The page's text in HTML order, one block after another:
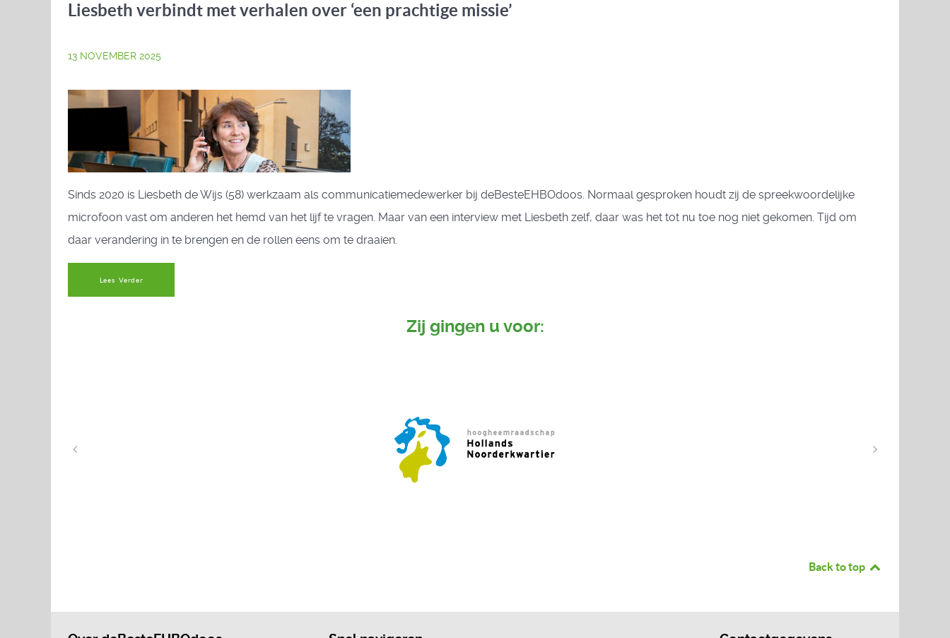
Liesbeth verbindt met verhalen over ‘een prachtige missie’
13 NOVEMBER 2025
Sinds 2020 is Liesbeth de Wijs (58) werkzaam als communicatiemedewerker bij deBesteEHBOdoos. Normaal gesproken houdt zij de spreekwoordelijke
microfoon vast om anderen het hemd van het lijf te vragen. Maar van een interview met Liesbeth zelf, daar was het tot nu toe nog niet gekomen. Tijd om
daar verandering in te brengen en de rollen eens om te draaien.
Lees Verder
Zij gingen u voor:
Back to top